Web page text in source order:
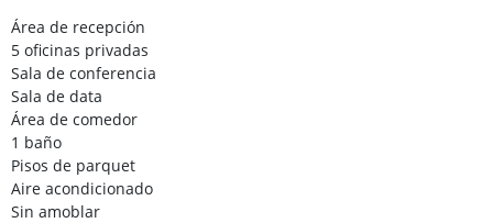
Área de recepción
5 oficinas privadas
Sala de conferencia
Sala de data
Área de comedor
1 baño
Pisos de parquet
Aire acondicionado
Sin amoblar